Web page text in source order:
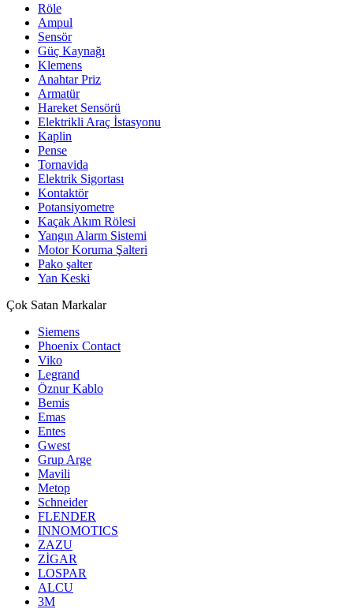
Röle
Ampul
Sensör
Güç Kaynağı
Klemens
Anahtar Priz
Armatür
Hareket Sensörü
Elektrikli Araç İstasyonu
Kaplin
Pense
Tornavida
Elektrik Sigortası
Kontaktör
Potansiyometre
Kaçak Akım Rölesi
Yangın Alarm Sistemi
Motor Koruma Şalteri
Pako şalter
Yan Keski
Çok Satan Markalar
Siemens
Phoenix Contact
Viko
Legrand
Öznur Kablo
Bemis
Emas
Entes
Gwest
Grup Arge
Mavili
Metop
Schneider
FLENDER
INNOMOTICS
ZAZU
ZİGAR
LOSPAR
ALCU
3M